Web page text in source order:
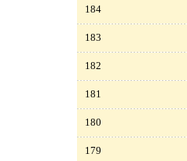
184
183
182
181
180
179